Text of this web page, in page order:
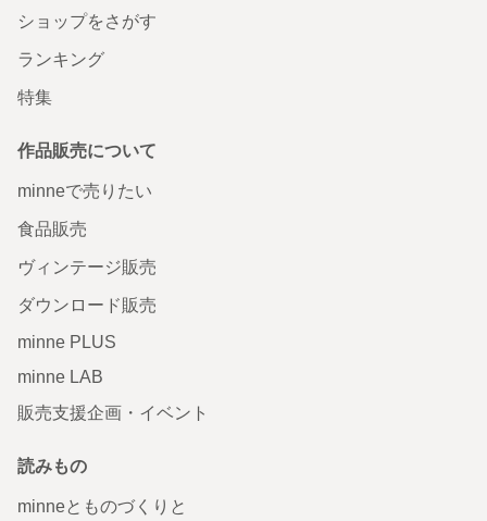
ショップをさがす
ランキング
特集
作品販売について
minneで売りたい
食品販売
ヴィンテージ販売
ダウンロード販売
minne PLUS
minne LAB
販売支援企画・イベント
読みもの
minneとものづくりと